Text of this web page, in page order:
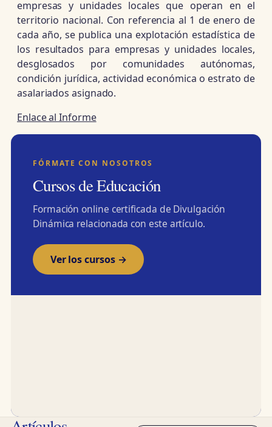
empresas y unidades locales que operan en el
territorio nacional. Con referencia al 1 de enero de
cada año, se publica una explotación estadística de
los resultados para empresas y unidades locales,
desglosados por comunidades autónomas,
condición jurídica, actividad económica o estrato de
asalariados asignado.
Enlace al Informe
FÓRMATE CON NOSOTROS
Cursos de Educación
Formación online certificada de Divulgación
Dinámica relacionada con este artículo.
Ver los cursos →